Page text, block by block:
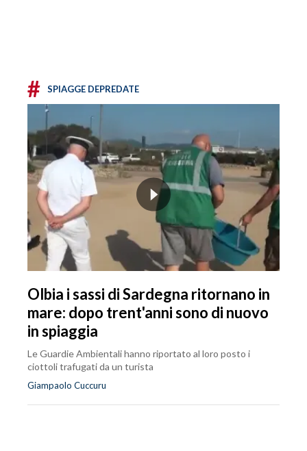
# SPIAGGE DEPREDATE
Olbia i sassi di Sardegna ritornano in
mare: dopo trent'anni sono di nuovo
in spiaggia
Le Guardie Ambientali hanno riportato al loro posto i
ciottoli trafugati da un turista
Giampaolo Cuccuru